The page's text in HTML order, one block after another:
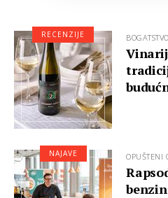
RECENZIJE
OPUŠTENI
NAJAVE